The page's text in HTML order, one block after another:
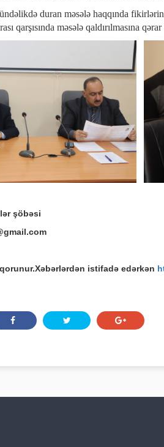
duran məsələ haqqında
qarşısında məsələ qaldırılmasına
şöbəsi
istifadə edərkən